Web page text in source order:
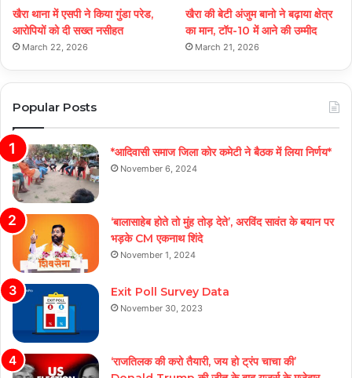
खैरा थाना में एसपी ने किया गुंडा परेड,
आरोपियों को दी सख्त नसीहत
March 22, 2026
खैरा की बेटी अंजुम बानो ने बढ़ाया क्षेत्र
का मान, टॉप-10 में आने की उम्मीद
March 21, 2026
Popular Posts
*आदिवासी समाज जिला कोर कमेटी ने बैठक में लिया निर्णय*
November 6, 2024
‘बालासाहेब होते तो मुंह तोड़ देते’, अरविंद सावंत के बयान पर
भड़के CM एकनाथ शिंदे
November 1, 2024
Exit Poll Survey Data
November 30, 2023
‘राजतिलक की करो तैयारी, जय हो ट्रंप चाचा की’